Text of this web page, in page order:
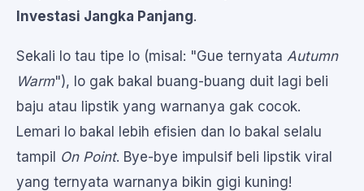
Investasi Jangka Panjang.
Sekali lo tau tipe lo (misal: "Gue ternyata Autumn
Warm"), lo gak bakal buang-buang duit lagi beli
baju atau lipstik yang warnanya gak cocok.
Lemari lo bakal lebih efisien dan lo bakal selalu
tampil On Point. Bye-bye impulsif beli lipstik viral
yang ternyata warnanya bikin gigi kuning!